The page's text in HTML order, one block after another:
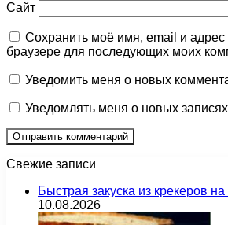
Сайт
Сохранить моё имя, email и адрес
браузере для последующих моих
Уведомить меня о новых
Уведомлять меня о новых
Свежие записи
Быстрая закуска из крекеров
10.08.2026